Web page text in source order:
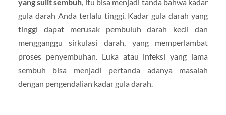
gula darah Anda terlalu tinggi. Kadar gula darah yang
tinggi dapat merusak pembuluh darah kecil dan
mengganggu sirkulasi darah, yang memperlambat
proses penyembuhan. Luka atau infeksi yang lama
sembuh bisa menjadi pertanda adanya masalah
dengan pengendalian kadar gula darah.